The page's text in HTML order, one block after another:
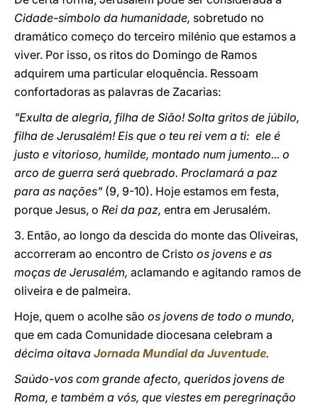
Cidade-símbolo da humanidade, sobretudo no
dramático começo do terceiro milénio que estamos a
viver. Por isso, os ritos do Domingo de Ramos
adquirem uma particular eloquência. Ressoam
confortadoras as palavras de Zacarias:
"Exulta de alegria, filha de Sião! Solta gritos de júbilo,
filha de Jerusalém! Eis que o teu rei vem a ti: ele é
justo e vitorioso, humilde, montado num jumento... o
arco de guerra será quebrado. Proclamará a paz
para as nações" (9, 9-10). Hoje estamos em festa,
porque Jesus, o Rei da paz, entra em Jerusalém.
3. Então, ao longo da descida do monte das Oliveiras,
accorreram ao encontro de Cristo os jovens e as
moças de Jerusalém, aclamando e agitando ramos de
oliveira e de palmeira.
Hoje, quem o acolhe são os jovens de todo o mundo,
que em cada Comunidade diocesana celebram a
décima oitava Jornada Mundial da Juventude.
Saúdo-vos com grande afecto, queridos jovens de
Roma, e também a vós, que viestes em peregrinação